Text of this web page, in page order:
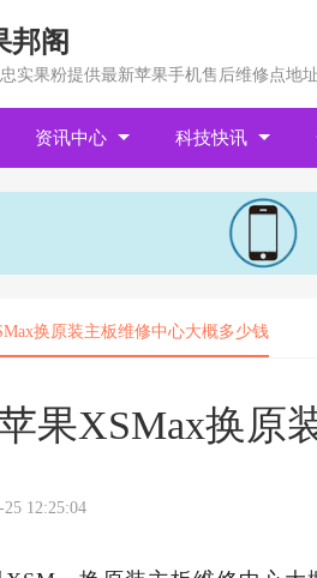
邦阁
实果粉提供最新苹果手机售后维修点地
资讯中心 科技快讯
换原装主板维修中心大概多少钱
果XSMax换原
25 12:25:04